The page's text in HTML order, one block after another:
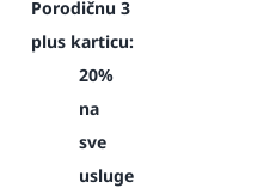
Porodičnu 3
plus karticu:
20%
na
sve
usluge